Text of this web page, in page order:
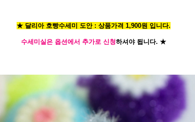
★ 달리아 호빵수세미 도안 : 상품가격 1,900원 입니다.
수세미실은 옵션에서 추가로 신청하셔야 됩니다. ★